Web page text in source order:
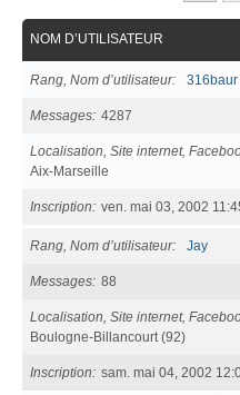
NOM D’UTILISATEUR
Rang, Nom d’utilisateur 316baur
Messages 4287
Localisation, Site internet,
Aix-Marseille
Inscription ven. mai 03, 2002
Rang, Nom d’utilisateur Jay
Messages 88
Localisation, Site internet,
Boulogne-Billancourt (92)
Inscription sam. mai 04, 2002